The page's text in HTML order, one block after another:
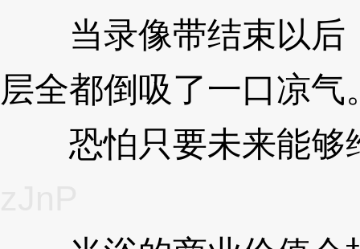
当录像带结束以后
层全都倒吸了一口凉气
恐怕只要未来能够